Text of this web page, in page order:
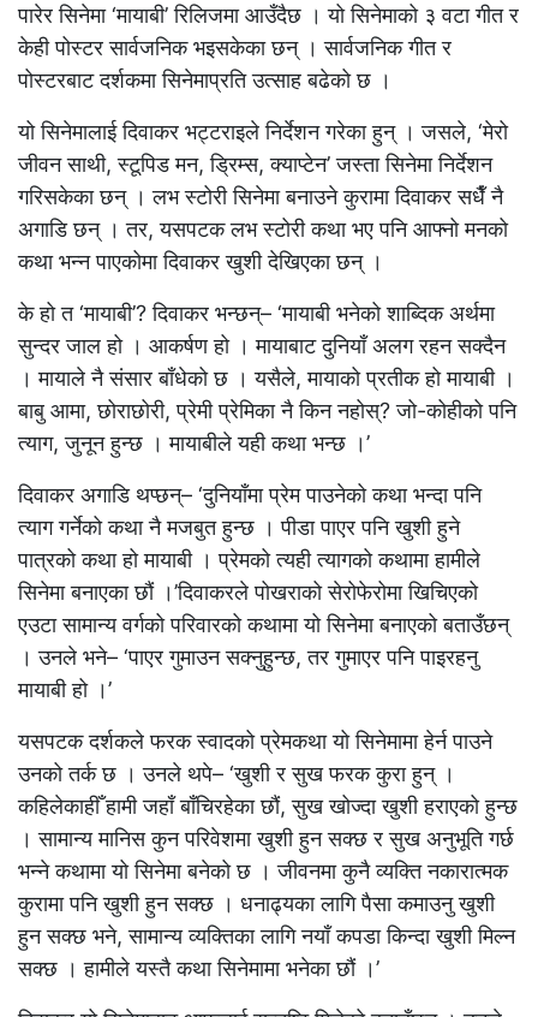
पारेर सिनेमा ‘मायाबी’ रिलिजमा आउँदैछ । यो सिनेमाको ३ वटा गीत र
केही पोस्टर सार्वजनिक भइसकेका छन् । सार्वजनिक गीत र
पोस्टरबाट दर्शकमा सिनेमाप्रति उत्साह बढेको छ ।
यो सिनेमालाई दिवाकर भट्टराइले निर्देशन गरेका हुन् । जसले, ‘मेरो
जीवन साथी, स्टूपिड मन, ड्रिम्स, क्याप्टेन’ जस्ता सिनेमा निर्देशन
गरिसकेका छन् । लभ स्टोरी सिनेमा बनाउने कुरामा दिवाकर सधैँ नै
अगाडि छन् । तर, यसपटक लभ स्टोरी कथा भए पनि आफ्नो मनको
कथा भन्न पाएकोमा दिवाकर खुशी देखिएका छन् ।
के हो त ‘मायाबी’? दिवाकर भन्छन्– ‘मायाबी भनेको शाब्दिक अर्थमा
सुन्दर जाल हो । आकर्षण हो । मायाबाट दुनियाँ अलग रहन सक्दैन
। मायाले नै संसार बाँधेको छ । यसैले, मायाको प्रतीक हो मायाबी ।
बाबु आमा, छोराछोरी, प्रेमी प्रेमिका नै किन नहोस्? जो-कोहीको पनि
त्याग, जुनून हुन्छ । मायाबीले यही कथा भन्छ ।’
दिवाकर अगाडि थप्छन्– ‘दुनियाँमा प्रेम पाउनेको कथा भन्दा पनि
त्याग गर्नेको कथा नै मजबुत हुन्छ । पीडा पाएर पनि खुशी हुने
पात्रको कथा हो मायाबी । प्रेमको त्यही त्यागको कथामा हामीले
सिनेमा बनाएका छौं ।’दिवाकरले पोखराको सेरोफेरोमा खिचिएको
एउटा सामान्य वर्गको परिवारको कथामा यो सिनेमा बनाएको बताउँछन्
। उनले भने– ‘पाएर गुमाउन सक्नुहुन्छ, तर गुमाएर पनि पाइरहनु
मायाबी हो ।’
यसपटक दर्शकले फरक स्वादको प्रेमकथा यो सिनेमामा हेर्न पाउने
उनको तर्क छ । उनले थपे– ‘खुशी र सुख फरक कुरा हुन् ।
कहिलेकाहीँ हामी जहाँ बाँचिरहेका छौं, सुख खोज्दा खुशी हराएको हुन्छ
। सामान्य मानिस कुन परिवेशमा खुशी हुन सक्छ र सुख अनुभूति गर्छ
भन्ने कथामा यो सिनेमा बनेको छ । जीवनमा कुनै व्यक्ति नकारात्मक
कुरामा पनि खुशी हुन सक्छ । धनाढ्यका लागि पैसा कमाउनु खुशी
हुन सक्छ भने, सामान्य व्यक्तिका लागि नयाँ कपडा किन्दा खुशी मिल्न
सक्छ । हामीले यस्तै कथा सिनेमामा भनेका छौं ।’